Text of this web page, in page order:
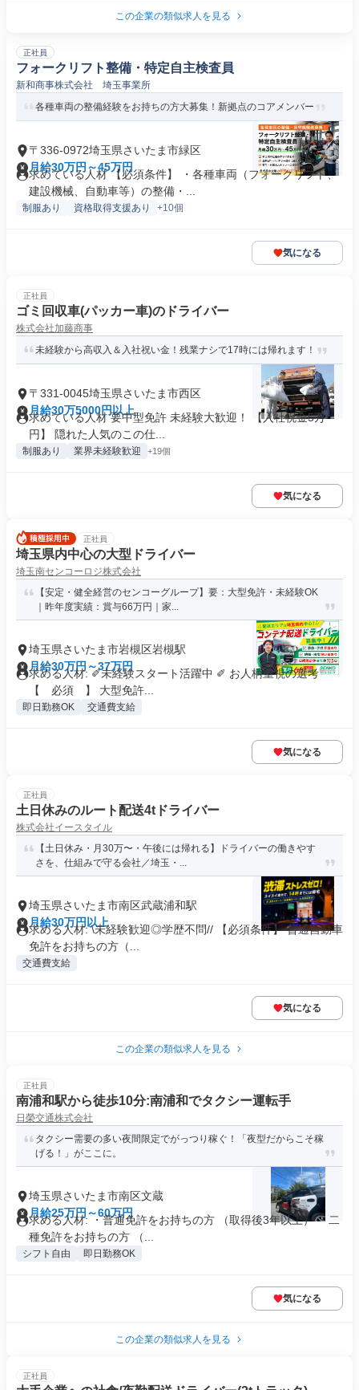
この企業の類似求人を見る
正社員
フォークリフト整備・特定自主検査員
新和商事株式会社 埼玉事業所
各種車両の整備経験をお持ちの方大募集！新拠点のコアメンバー
〒336-0972埼玉県さいたま市緑区
月給30万円～45万円
求めている人材 【必須条件】 ・各種車両（フォークリフト、
建設機械、自動車等）の整備・...
制服あり 資格取得支援あり +10個
気になる
正社員
ゴミ回収車(パッカー車)のドライバー
株式会社加藤商事
未経験から高収入＆入社祝い金！残業ナシで17時には帰れます！
〒331-0045埼玉県さいたま市西区
月給30万5000円以上
求めている人材 要中型免許 未経験大歓迎！ 【入社祝金5万
円】 隠れた人気のこの仕...
制服あり 業界未経験歓迎 +19個
気になる
正社員
埼玉県内中心の大型ドライバー
埼玉南センコーロジ株式会社
【安定・健全経営のセンコーグループ】要：大型免許・未経験OK
｜昨年度実績：賞与66万円｜家...
埼玉県さいたま市岩槻区岩槻駅
月給30万円～37万円
求める人材: ✐未経験スタート活躍中 ✐ お人柄重視の選考
【 必須 】 大型免許...
即日勤務OK 交通費支給
気になる
正社員
土日休みのルート配送4tドライバー
株式会社イースタイル
【土日休み・月30万〜・午後には帰れる】ドライバーの働きやす
さを、仕組みで守る会社／埼玉・...
埼玉県さいたま市南区武蔵浦和駅
月給30万円以上
求める人材: \未経験歓迎◎学歴不問// 【必須条件】 普通自動車
免許をお持ちの方（...
交通費支給
気になる
この企業の類似求人を見る
正社員
南浦和駅から徒歩10分:南浦和でタクシー運転手
日榮交通株式会社
タクシー需要の多い夜間限定でがっつり稼ぐ！「夜型だからこそ稼
げる！」がここに。
埼玉県さいたま市南区文蔵
月給25万円～60万円
求める人材: ・普通免許をお持ちの方 （取得後3年以上） ・二
種免許をお持ちの方 （...
シフト自由 即日勤務OK
気になる
この企業の類似求人を見る
正社員